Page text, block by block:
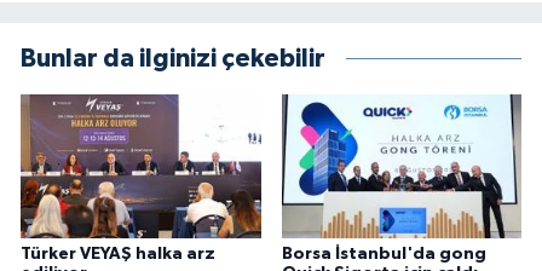
Bunlar da ilginizi çekebilir
Türker VEYAŞ halka arz
Borsa İstanbul'da gong